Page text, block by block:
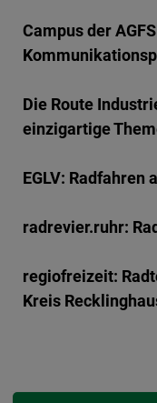
Campus der
Die Route
einzigartige
EGLV: Radfahren
radrevier.ruhr:
regiofreizeit:
Kreis